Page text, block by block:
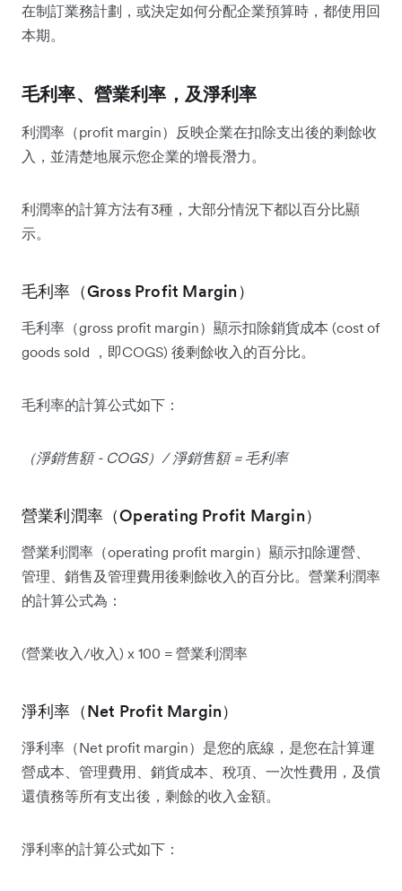
在制訂業務計劃，或決定如何分配企業預算時，都使用回
本期。
毛利率、營業利率，及淨利率
利潤率（profit margin）反映企業在扣除支出後的剩餘收
入，並清楚地展示您企業的增長潛力。
利潤率的計算方法有3種，大部分情況下都以百分比顯
示。
毛利率（Gross Profit Margin）
毛利率（gross profit margin）顯示扣除銷貨成本 (cost of
goods sold ，即COGS) 後剩餘收入的百分比。
毛利率的計算公式如下：
（淨銷售額 - COGS）/ 淨銷售額 = 毛利率
營業利潤率（Operating Profit Margin）
營業利潤率（operating profit margin）顯示扣除運營、
管理、銷售及管理費用後剩餘收入的百分比。營業利潤率
的計算公式為：
(營業收入/收入) x 100 = 營業利潤率
淨利率（Net Profit Margin）
淨利率（Net profit margin）是您的底線，是您在計算運
營成本、管理費用、銷貨成本、稅項、一次性費用，及償
還債務等所有支出後，剩餘的收入金額。
淨利率的計算公式如下：